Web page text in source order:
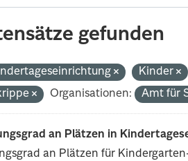
gefunden
Kinder
Organisationen: Amt für
an Plätzen in
an Plätzen für